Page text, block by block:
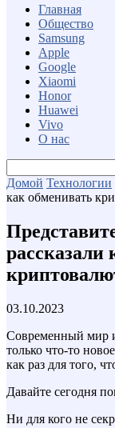
Главная
Общество
Samsung
Apple
Google
Xiaomi
Honor
Huawei
Vivo
О нас
Домой Технологии
как обменивать
рассказали
03.10.2023
Современный мир и
только что-то
как раз для того,
Давайте сегодня
Ни для кого не